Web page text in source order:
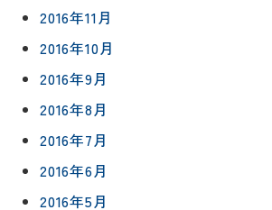
2016年11月
2016年10月
2016年9月
2016年8月
2016年7月
2016年6月
2016年5月